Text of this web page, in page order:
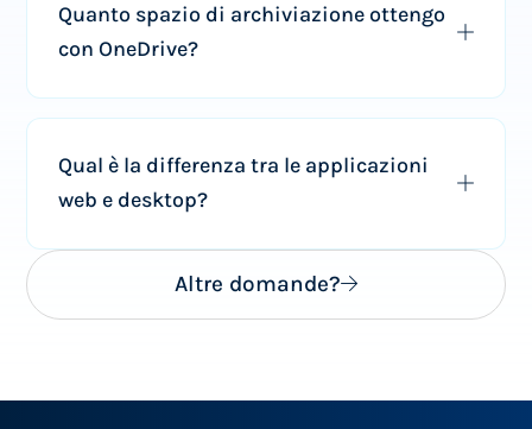
Quanto spazio di archiviazione ottengo
con OneDrive?
Qual è la differenza tra le applicazioni
web e desktop?
Altre domande?